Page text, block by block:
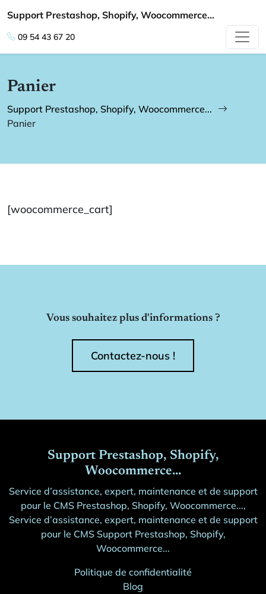
Support Prestashop, Shopify, Woocommerce...
09 54 43 67 20
Panier
Support Prestashop, Shopify, Woocommerce...
Panier
[woocommerce_cart]
Vous souhaitez plus d'informations ?
Contactez-nous !
Support Prestashop, Shopify,
Woocommerce...
Service d’assistance, expert, maintenance et de support
pour le CMS Prestashop, Shopify, Woocommerce...,
Service d’assistance, expert, maintenance et de support
pour le CMS Support Prestashop, Shopify,
Woocommerce...
Politique de confidentialité
Blog